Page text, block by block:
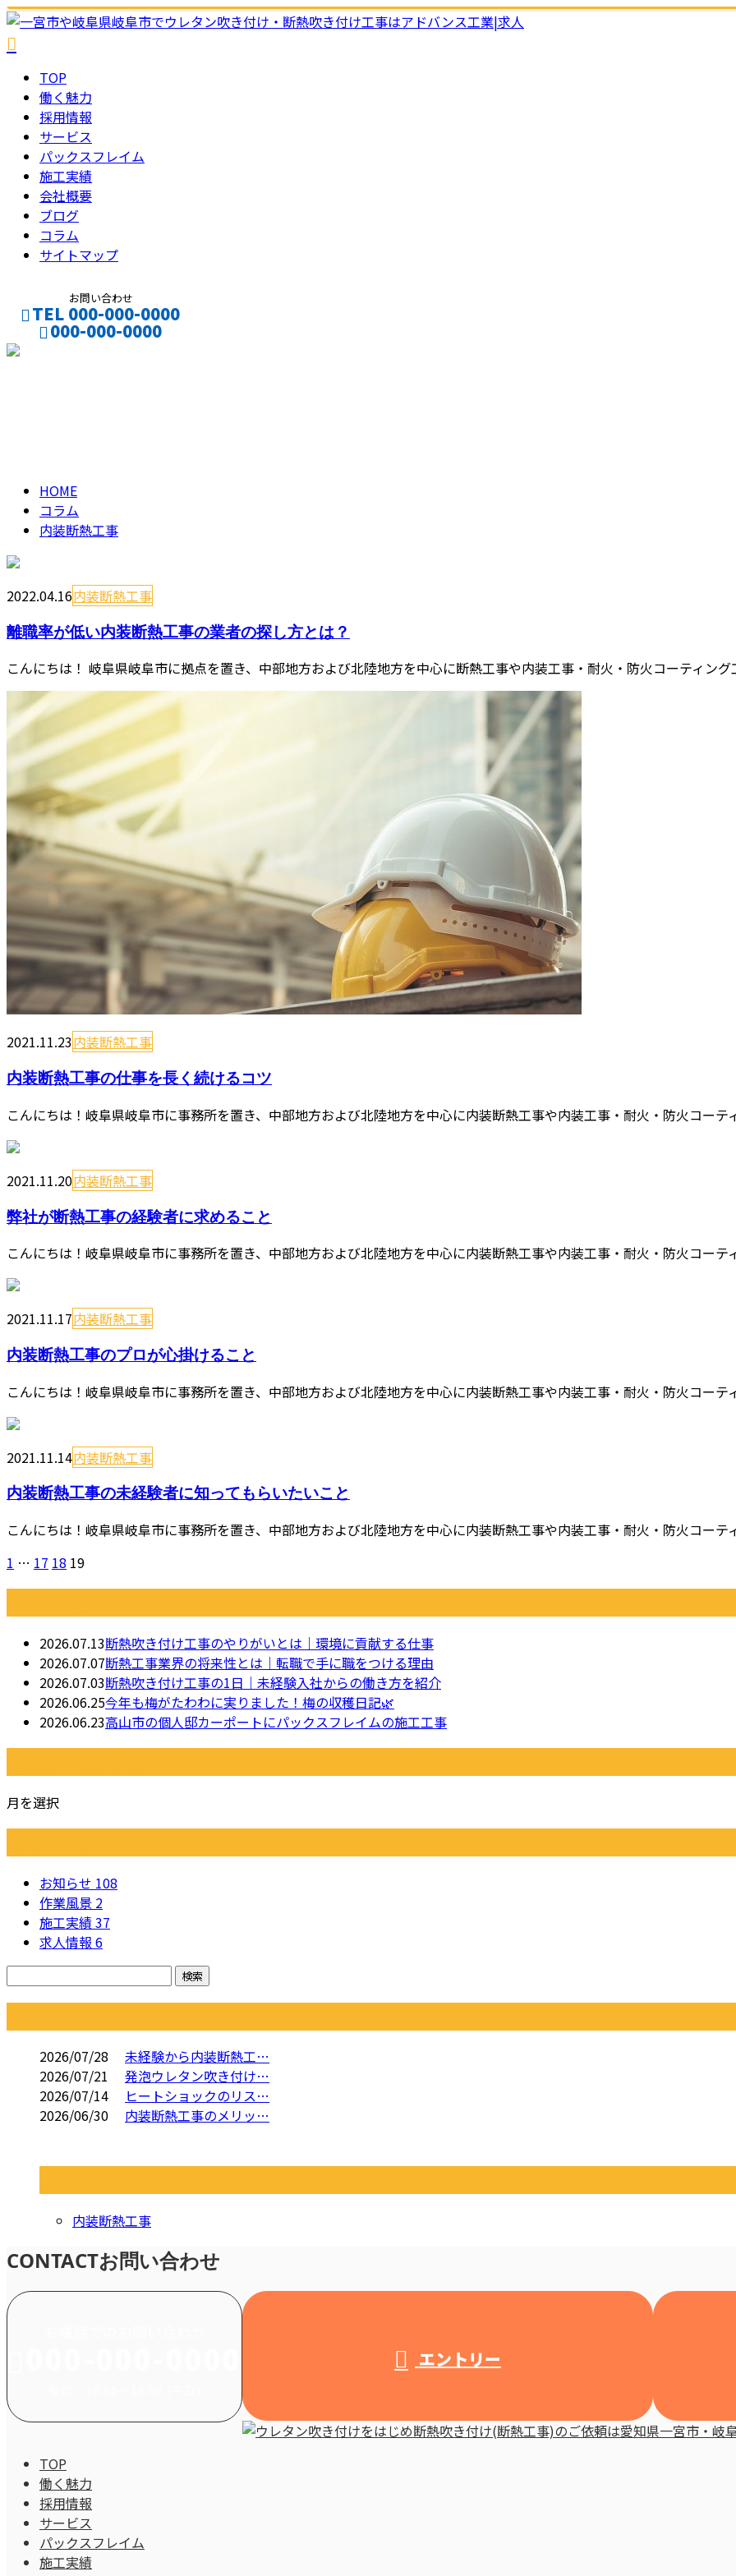
TOP
働く魅力
採用情報
サービス
パックスフレイム
施工実績
会社概要
ブログ
コラム
サイトマップ
お問い合わせ
TEL 000-000-0000
000-000-0000
HOME
コラム
内装断熱工事
2022.04.16内装断熱工事
離職率が低い内装断熱工事の業者の探し方とは？
こんにちは！ 岐阜県岐阜市に拠点を置き、中部地方および北陸地方を中心に断熱工事や内装工事・耐火・防火コーティン
2021.11.23内装断熱工事
内装断熱工事の仕事を長く続けるコツ
こんにちは！岐阜県岐阜市に事務所を置き、中部地方および北陸地方を中心に内装断熱工事や内装工事・耐火・防火コーテ
2021.11.20内装断熱工事
弊社が断熱工事の経験者に求めること
こんにちは！岐阜県岐阜市に事務所を置き、中部地方および北陸地方を中心に内装断熱工事や内装工事・耐火・防火コーテ
2021.11.17内装断熱工事
内装断熱工事のプロが心掛けること
こんにちは！岐阜県岐阜市に事務所を置き、中部地方および北陸地方を中心に内装断熱工事や内装工事・耐火・防火コーテ
2021.11.14内装断熱工事
内装断熱工事の未経験者に知ってもらいたいこと
こんにちは！岐阜県岐阜市に事務所を置き、中部地方および北陸地方を中心に内装断熱工事や内装工事・耐火・防火コーテ
1 … 17 18 19
2026.07.13断熱吹き付け工事のやりがいとは｜環境に貢献する仕事
2026.07.07断熱工事業界の将来性とは｜転職で手に職をつける理由
2026.07.03断熱吹き付け工事の1日｜未経験入社からの働き方を紹介
2026.06.25今年も梅がたわわに実りました！梅の収穫日記🌿
2026.06.23高山市の個人邸カーポートにパックスフレイムの施工工事
月を選択
お知らせ 108
作業風景 2
施工実績37
求人情報 6
2026/07/28
未経験から内装断熱工…
2026/07/21
発泡ウレタン吹き付け…
2026/07/14
ヒートショックのリス…
2026/06/30
内装断熱工事のメリッ…
内装断熱工事
CONTACTお問い合わせ
エントリー
TOP
働く魅力
採用情報
サービス
パックスフレイム
施工実績